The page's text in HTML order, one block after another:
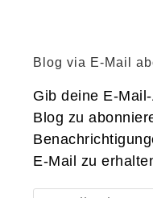
Blog via E-Mail
Gib deine E-
Blog zu
E-Mail zu